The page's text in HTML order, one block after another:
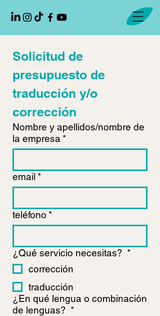
Solicitud de
presupuesto de
traducción y/o
corrección
Nombre y apellidos/nombre de
la empresa *
email *
teléfono *
¿Qué servicio necesitas? *
corrección
traducción
¿En qué lengua o combinación
de lenguas? *